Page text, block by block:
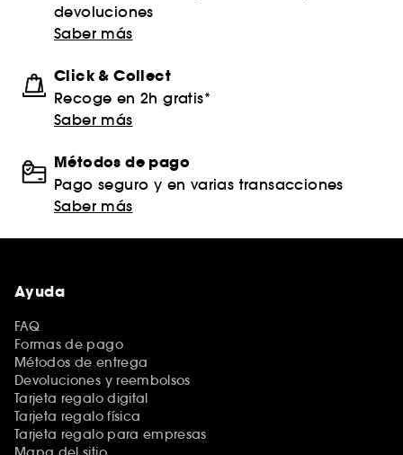
devoluciones
Saber más
Click & Collect
Recoge en 2h gratis*
Saber más
Métodos de pago
Pago seguro y en varias transacciones
Saber más
Ayuda
FAQ
Formas de pago
Métodos de entrega
Devoluciones y reembolsos
Tarjeta regalo digital
Tarjeta regalo física
Tarjeta regalo para empresas